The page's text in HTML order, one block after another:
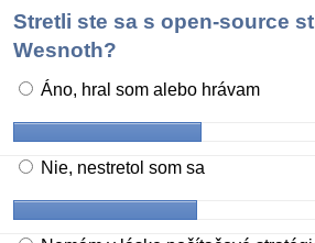
Stretli ste sa s open-source
Wesnoth?
Áno, hral som alebo hrávam
Nie, nestretol som sa